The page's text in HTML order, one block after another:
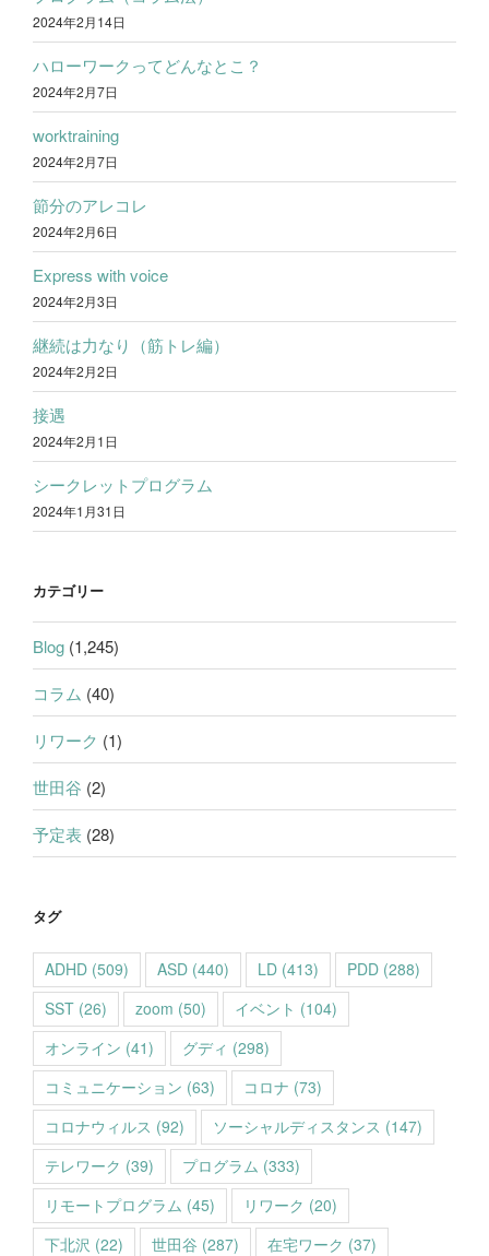
2024年2月14日
ハローワークってどんなとこ？
2024年2月7日
worktraining
2024年2月7日
節分のアレコレ
2024年2月6日
Express with voice
2024年2月3日
継続は力なり（筋トレ編）
2024年2月2日
接遇
2024年2月1日
シークレットプログラム
2024年1月31日
カテゴリー
Blog (1,245)
コラム (40)
リワーク (1)
世田谷 (2)
予定表 (28)
タグ
ADHD (509) ASD (440) LD (413) PDD (288)
SST (26) zoom (50) イベント (104)
オンライン (41) グディ (298)
コミュニケーション (63) コロナ (73)
コロナウィルス (92) ソーシャルディスタンス (147)
テレワーク (39) プログラム (333)
リモートプログラム (45) リワーク (20)
下北沢 (22) 世田谷 (287) 在宅ワーク (37)